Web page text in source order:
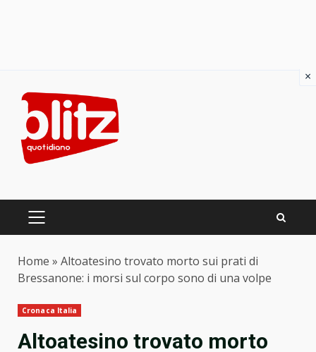
content
PRIMARY
Home » Altoatesino trovato morto sui prati di
Bressanone: i morsi sul corpo sono di una volpe
Cronaca Italia
Altoatesino trovato morto
×